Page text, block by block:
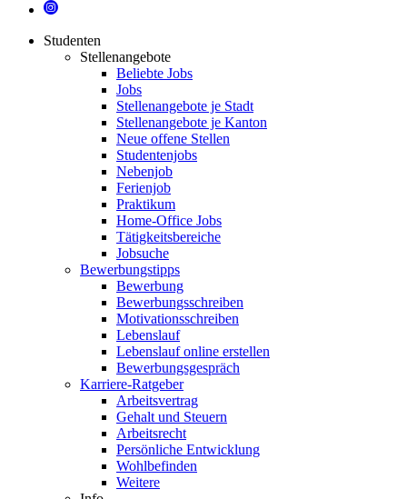
Studenten
Stellenangebote
Beliebte Jobs
Jobs
Stellenangebote je Stadt
Stellenangebote je Kanton
Neue offene Stellen
Studentenjobs
Nebenjob
Ferienjob
Praktikum
Home-Office Jobs
Tätigkeitsbereiche
Jobsuche
Bewerbungstipps
Bewerbung
Bewerbungsschreiben
Motivationsschreiben
Lebenslauf
Lebenslauf online erstellen
Bewerbungsgespräch
Karriere-Ratgeber
Arbeitsvertrag
Gehalt und Steuern
Arbeitsrecht
Persönliche Entwicklung
Wohlbefinden
Weitere